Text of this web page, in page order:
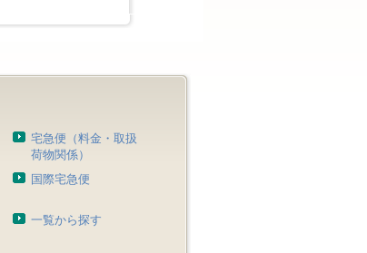
宅急便（料金・取扱
荷物関係）
国際宅急便
一覧から探す